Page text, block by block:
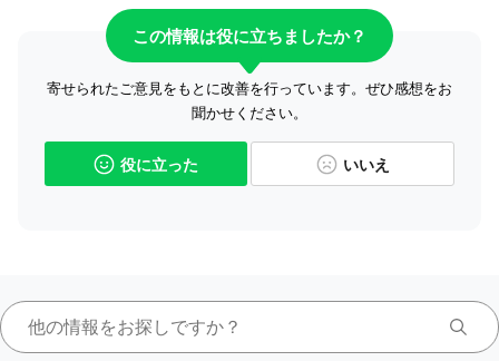
この情報は役に立ちましたか？
寄せられたご意見をもとに改善を行っています。ぜひ感想をお
聞かせください。
役に立った いいえ